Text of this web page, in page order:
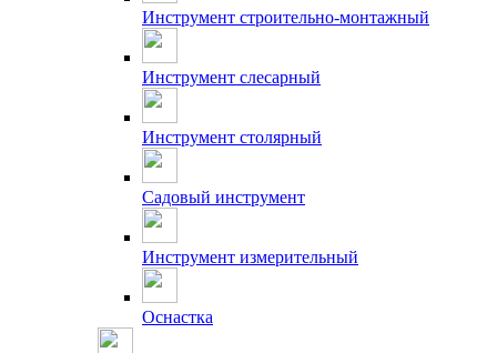
Инструмент строительно-монтажный
Инструмент слесарный
Инструмент столярный
Садовый инструмент
Инструмент измерительный
Оснастка